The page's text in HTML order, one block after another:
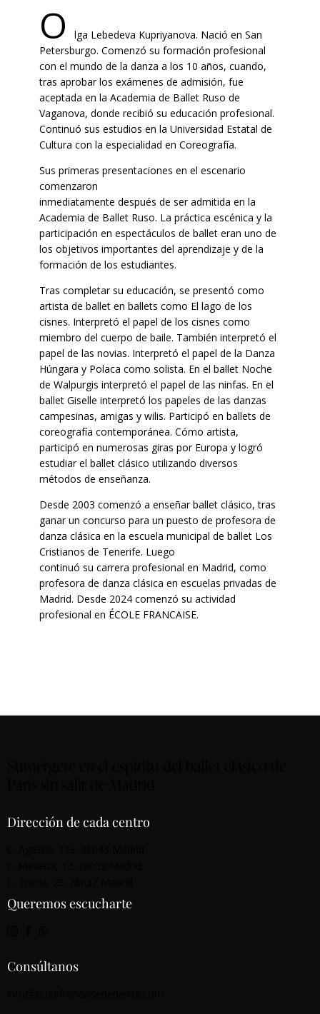
O
lga Lebedeva Kupriyanova. Nació en San
Petersburgo. Comenzó su formación profesional
con el mundo de la danza a los 10 años, cuando,
tras aprobar los exámenes de admisión, fue
aceptada en la Academia de Ballet Ruso de
Vaganova, donde recibió su educación profesional.
Continuó sus estudios en la Universidad Estatal de
Cultura con la especialidad en Coreografía.
Sus primeras presentaciones en el escenario
comenzaron
inmediatamente después de ser admitida en la
Academia de Ballet Ruso. La práctica escénica y la
participación en espectáculos de ballet eran uno de
los objetivos importantes del aprendizaje y de la
formación de los estudiantes.
Tras completar su educación, se presentó como
artista de ballet en ballets como El lago de los
cisnes. Interpretó el papel de los cisnes como
miembro del cuerpo de baile. También interpretó el
papel de las novias. Interpretó el papel de la Danza
Húngara y Polaca como solista. En el ballet Noche
de Walpurgis interpretó el papel de las ninfas. En el
ballet Giselle interpretó los papeles de las danzas
campesinas, amigas y wilis. Participó en ballets de
coreografía contemporánea. Cómo artista,
participó en numerosas giras por Europa y logró
estudiar el ballet clásico utilizando diversos
métodos de enseñanza.
Desde 2003 comenzó a enseñar ballet clásico, tras
ganar un concurso para un puesto de profesora de
danza clásica en la escuela municipal de ballet Los
Cristianos de Tenerife. Luego
continuó su carrera profesional en Madrid, como
profesora de danza clásica en escuelas privadas de
Madrid. Desde 2024 comenzó su actividad
profesional en ÉCOLE FRANCAISE.
Dirección de cada centro
Queremos escucharte
Consúltanos